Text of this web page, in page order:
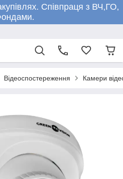
Співпраця з ВЧ,ГО,
Відеоспостереження Камери